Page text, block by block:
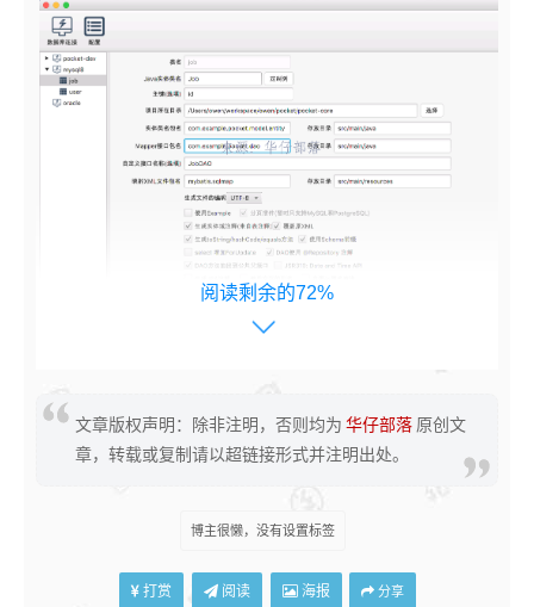
阅读剩余的72%
文章版权声明：除非注明，否则均为 华仔部落 原创文
章，转载或复制请以超链接形式并注明出处。
博主很懒，没有设置标签
打赏 阅读 海报 分享